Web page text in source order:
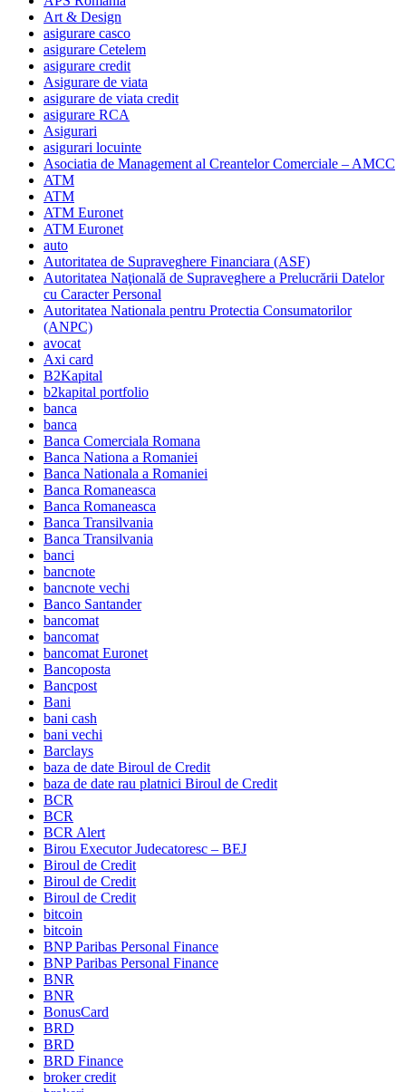
Art & Design
asigurare casco
asigurare Cetelem
asigurare credit
Asigurare de viata
asigurare de viata credit
asigurare RCA
Asigurari
asigurari locuinte
Asociatia de Management al Creantelor Comerciale – AMCC
ATM
ATM
ATM Euronet
ATM Euronet
auto
Autoritatea de Supraveghere Financiara (ASF)
Autoritatea Naţională de Supraveghere a Prelucrării Datelor
cu Caracter Personal
Autoritatea Nationala pentru Protectia Consumatorilor
(ANPC)
avocat
Axi card
B2Kapital
b2kapital portfolio
banca
banca
Banca Comerciala Romana
Banca Nationa a Romaniei
Banca Nationala a Romaniei
Banca Romaneasca
Banca Romaneasca
Banca Transilvania
Banca Transilvania
banci
bancnote
bancnote vechi
Banco Santander
bancomat
bancomat
bancomat Euronet
Bancoposta
Bancpost
Bani
bani cash
bani vechi
Barclays
baza de date Biroul de Credit
baza de date rau platnici Biroul de Credit
BCR
BCR
BCR Alert
Birou Executor Judecatoresc – BEJ
Biroul de Credit
Biroul de Credit
Biroul de Credit
bitcoin
bitcoin
BNP Paribas Personal Finance
BNP Paribas Personal Finance
BNR
BNR
BonusCard
BRD
BRD
BRD Finance
broker credit